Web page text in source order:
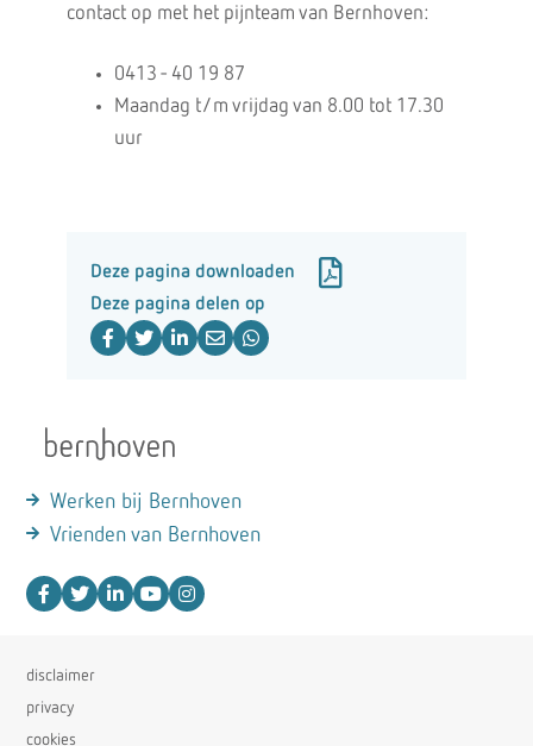
contact op met het pijnteam van Bernhoven:
0413 - 40 19 87
Maandag t/m vrijdag van 8.00 tot 17.30
uur
Deze pagina downloaden
Deze pagina delen op
Werken bij Bernhoven
Vrienden van Bernhoven
disclaimer
privacy
cookies